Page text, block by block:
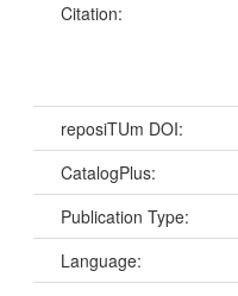
Citation:
reposiTUm DOI:
CatalogPlus:
Publication Type:
Language: